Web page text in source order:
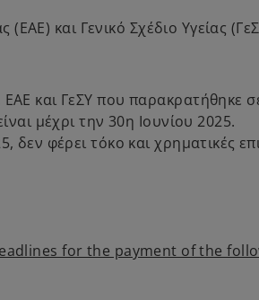
και Γενικό Σχέδιο Υγείας
και ΓεΣΥ που παρακρατήθηκε
μέχρι την 30η Ιουνίου 2025.
δεν φέρει τόκο και χρηματικές
for the payment of the